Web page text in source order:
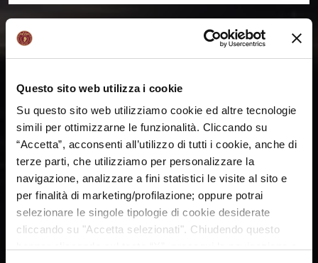
Questo sito web utilizza i cookie
Su questo sito web utilizziamo cookie ed altre tecnologie
simili per ottimizzarne le funzionalità. Cliccando su
“Accetta”, acconsenti all’utilizzo di tutti i cookie, anche di
terze parti, che utilizziamo per personalizzare la
navigazione, analizzare a fini statistici le visite al sito e
per finalità di marketing/profilazione; oppure potrai
selezionare le singole tipologie di cookie desiderate
cliccando su "Accetta selezionati". Chiudendo questo